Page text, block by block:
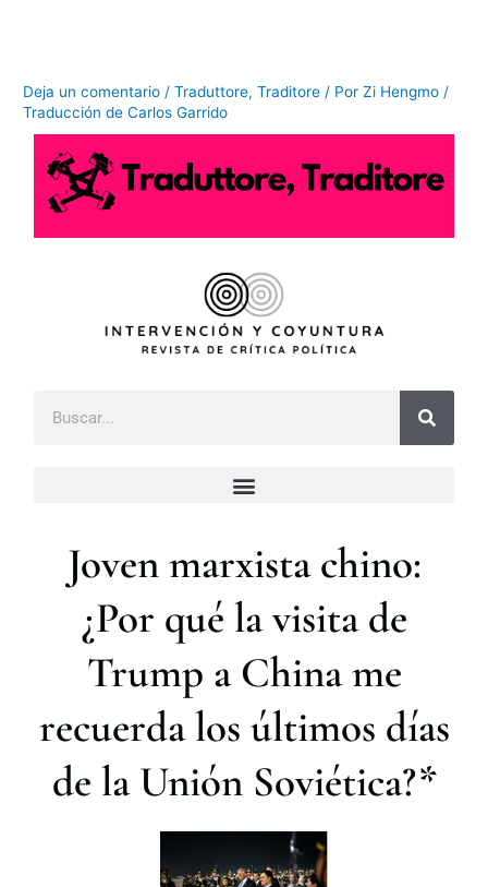
Deja un comentario /Traduttore, Traditore / PorZi Hengmo /
Traducción de Carlos Garrido
Joven marxista chino:
¿Por qué la visita de
Trump a China me
recuerda los últimos días
de la Unión Soviética?*